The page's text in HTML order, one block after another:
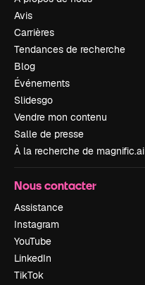
Avis
Carrières
Tendances de recherche
Blog
Événements
Slidesgo
Vendre mon contenu
Salle de presse
À la recherche de magnific.ai
Nous contacter
Assistance
Instagram
YouTube
LinkedIn
TikTok